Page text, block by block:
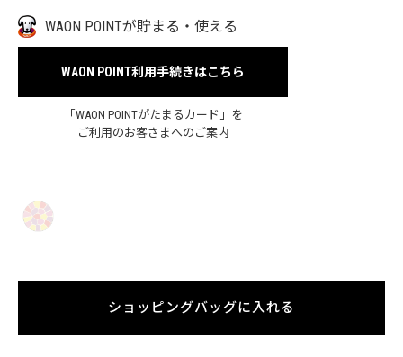
WAON POINTが貯まる・使える
WAON POINT利用手続きはこちら
「WAON POINTがたまるカード」を
ご利用のお客さまへのご案内
ショッピングバッグに入れる